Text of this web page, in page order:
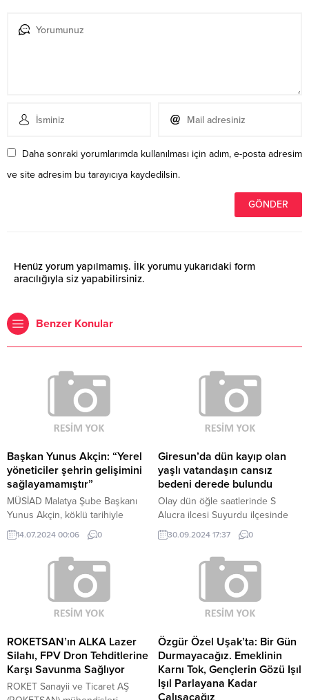
Daha sonraki yorumlarımda kullanılması için adım, e-posta adresim
ve site adresim bu tarayıcıya kaydedilsin.
Henüz yorum yapılmamış. İlk yorumu yukarıdaki form
aracılığıyla siz yapabilirsiniz.
Benzer Konular
Başkan Yunus Akçin: “Yerel
yöneticiler şehrin gelişimini
sağlayamamıştır”
MÜSİAD Malatya Şube Başkanı
Yunus Akçin, köklü tarihiyle
önemli bir kültürel ve sosyal
mirasa sahip Malatya'nın yıllardır
ekonomik gelişim noktasında
önemli bir mesafe
kaydedemediğini belirterek
"Malatya, bu anlamda büyük
talihsizlik yaşamış, son 20 yılda
14.07.2024 00:06 0
Giresun’da dün kayıp olan
yaşlı vatandaşın cansız
bedeni derede bulundu
Olay dün öğle saatlerinde S
Alucra ilcesi Suyurdu ilçesinde
yaşandı. Evden armut toplamak
için ayrılan 72 yaşındaki Ali
Keskin, eve dönmeyince yakınları
durumu Jandarmaya bildirdi. İhbar
üzerine Jandarma ve AFAD
ekipleri bölgede arama çalışması
başlattı. Yapılan çalışmalar
bedeni köye yaklaşık 600 metre
mesafedeki Moran Çayı içerisinde
bulundu....
30.09.2024 17:37 0
ROKETSAN’ın ALKA Lazer
Silahı, FPV Dron Tehditlerine
Karşı Savunma Sağlıyor
ROKET Sanayii ve Ticaret AŞ
Özgür Özel Uşak’ta: Bir Gün
Durmayacağız. Emeklinin
Karnı Tok, Gençlerin Gözü Işıl
Işıl Parlayana Kadar